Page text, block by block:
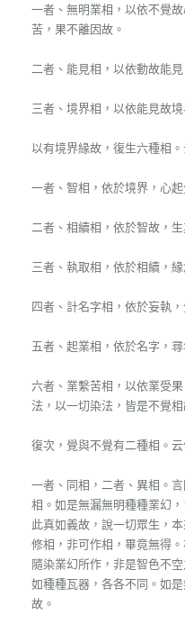
一者、無明業相，以依不覺
苦，果不離因故。
二者、能見相，以依動故能
三者、境界相，以依能見故
以有境界緣故，復生六種相
一者、智相，依於境界，心
二者、相續相，依於智故，
三者、執取相，依於相續，
四者、計名字相，依於妄執
五者、起業相，依於名字，
六者、業繫苦相，以依業受
法，以一切染法，皆是不覺相
復次，覺與不覺有二種相。云
一者、同相，二者、異相。
相。如是無漏無明種種業幻
此真如義故，說一切眾生，
修相，非可作相，畢竟無得
隨染業幻所作，非是智色不
如種種瓦器，各各不同。如
故。